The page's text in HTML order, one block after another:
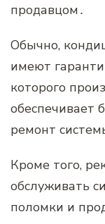
продавцом․
Обычно‚
имеют
которого
обеспечивает
ремонт
Кроме того‚
обслуживать
поломки и